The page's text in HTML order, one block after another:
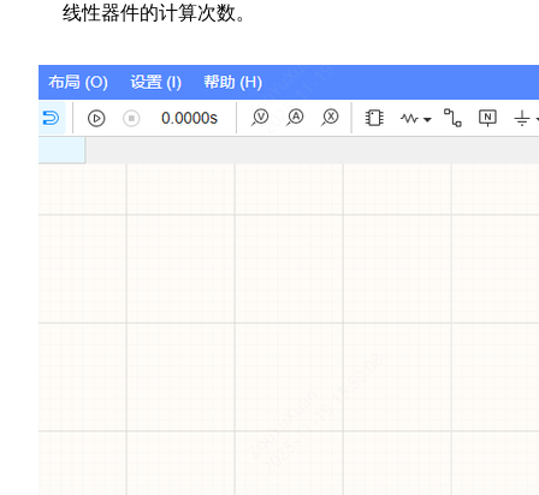
线性器件的计算次数。